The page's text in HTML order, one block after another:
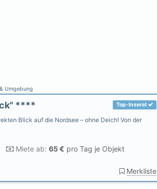
Umgebung
Top-Inserat
****
Blick auf die Nordsee – ohne Deich! Von der
Miete ab: 65 € pro Tag je Objekt
Merkliste